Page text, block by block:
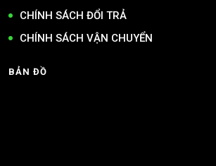
CHÍNH SÁCH ĐỔI TRẢ
CHÍNH SÁCH VẬN CHUYỂN
BẢN ĐỒ